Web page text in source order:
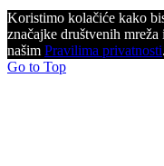
Koristimo kolačiće kako
značajke društvenih
našim Pravilima privatnosti.
Go to Top